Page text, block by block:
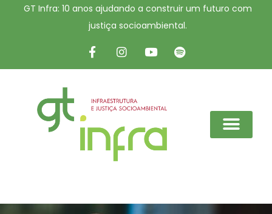
GT Infra: 10 anos ajudando a construir um futuro com
justiça socioambiental.